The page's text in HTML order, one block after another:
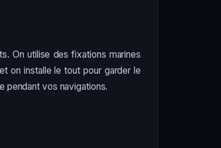
On utilise des fixations marines
on installe le tout pour garder le
pendant vos navigations.